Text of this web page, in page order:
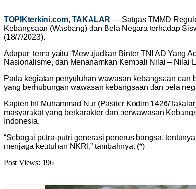
TOPIKterkini.com, TAKALAR — Satgas TMMD
Kebangsaan (Wasbang) dan Bela Negara terhadap
(18/7/2023).
Adapun tema yaitu “Mewujudkan Binter TNI AD Yang
Nasionalisme, dan Menanamkan Kembali Nilai – Nilai
Pada kegiatan penyuluhan wawasan kebangsaan dan
yang berhubungan wawasan kebangsaan dan bela
Kapten Inf Muhammad Nur (Pasiter Kodim 1426/
masyarakat yang berkarakter dan berwawasan
Indonesia.
“Sebagai putra-putri generasi penerus bangsa,
menjaga keutuhan NKRI,” tambahnya. (*)
Post Views: 196